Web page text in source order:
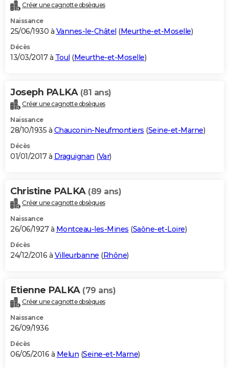
Créer une cagnotte obsèques
Naissance
25/06/1930 à Vannes-le-Châtel (Meurthe-et-Moselle)
Décès
13/03/2017 à Toul (Meurthe-et-Moselle)
Joseph PALKA (81 ans)
Créer une cagnotte obsèques
Naissance
28/10/1935 à Chauconin-Neufmontiers (Seine-et-Marne)
Décès
01/01/2017 à Draguignan (Var)
Christine PALKA (89 ans)
Créer une cagnotte obsèques
Naissance
26/06/1927 à Montceau-les-Mines (Saône-et-Loire)
Décès
24/12/2016 à Villeurbanne (Rhône)
Etienne PALKA (79 ans)
Créer une cagnotte obsèques
Naissance
26/09/1936
Décès
06/05/2016 à Melun (Seine-et-Marne)